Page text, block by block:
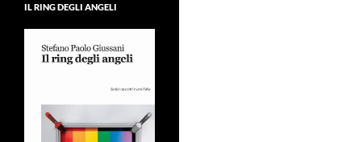
IL RING DEGLI ANGELI